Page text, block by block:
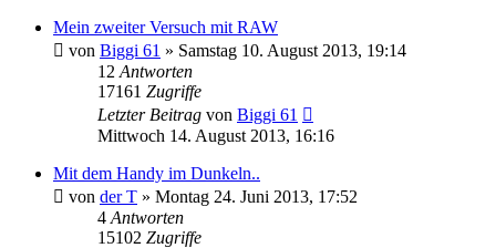
Mein zweiter Versuch mit RAW
von Biggi 61 » Samstag 10. August 2013, 19:14
12 Antworten
17161 Zugriffe
Letzter Beitrag von Biggi 61
Mittwoch 14. August 2013, 16:16
Mit dem Handy im Dunkeln..
von der T » Montag 24. Juni 2013, 17:52
4 Antworten
15102 Zugriffe